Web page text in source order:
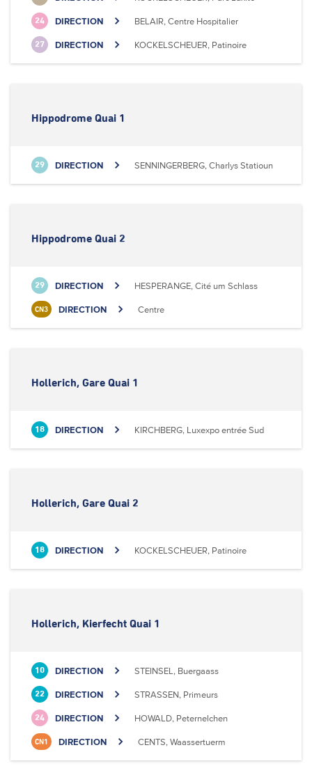
24 DIRECTION BELAIR, Centre Hospitalier
27 DIRECTION KOCKELSCHEUER, Patinoire
Hippodrome Quai 1
29 DIRECTION SENNINGERBERG, Charlys Statioun
Hippodrome Quai 2
29 DIRECTION HESPERANGE, Cité um Schlass
CN3 DIRECTION Centre
Hollerich, Gare Quai 1
18 DIRECTION KIRCHBERG, Luxexpo entrée Sud
Hollerich, Gare Quai 2
18 DIRECTION KOCKELSCHEUER, Patinoire
Hollerich, Kierfecht Quai 1
10 DIRECTION STEINSEL, Buergaass
22 DIRECTION STRASSEN, Primeurs
24 DIRECTION HOWALD, Peternelchen
CN1 DIRECTION CENTS, Waassertuerm